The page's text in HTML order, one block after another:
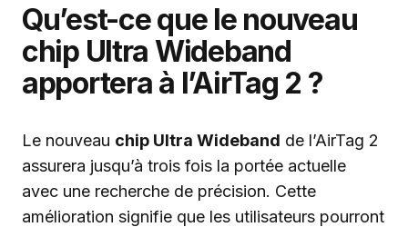
Qu’est-ce que le nouveau
chip Ultra Wideband
apportera à l’AirTag 2 ?
Le nouveau chip Ultra Wideband de l’AirTag 2
assurera jusqu’à trois fois la portée actuelle
avec une recherche de précision. Cette
amélioration signifie que les utilisateurs pourront